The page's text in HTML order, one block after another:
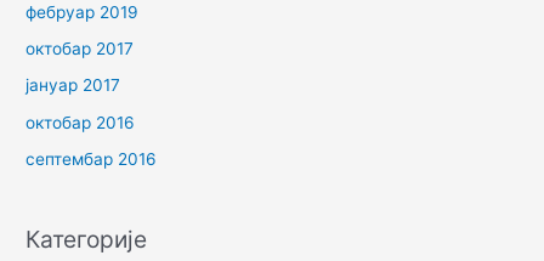
фебруар 2019
октобар 2017
јануар 2017
октобар 2016
септембар 2016
Категорије